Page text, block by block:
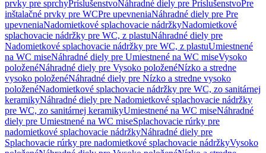
prvky pre sprchyPríslušenstvoNáhradné diely pre PríslušenstvoPre
inštalačné prvky pre WCPre upevneniaNáhradné diely pre Pre
upevneniaNadomietkové splachovacie nádržkyNadomietkové
splachovacie nádržky pre WC, z plastuNáhradné diely pre
Nadomietkové splachovacie nádržky pre WC, z plastuUmiestnené
na WC miseNáhradné diely pre Umiestnené na WC miseVysoko
položenéNáhradné diely pre Vysoko položenéNízko a stredne
vysoko položenéNáhradné diely pre Nízko a stredne vysoko
položenéNadomietkové splachovacie nádržky pre WC, zo sanitárnej
keramikyNáhradné diely pre Nadomietkové splachovacie nádržky
pre WC, zo sanitárnej keramikyUmiestnené na WC miseNáhradné
diely pre Umiestnené na WC miseSplachovacie rúrky pre
nadomietkové splachovacie nádržkyNáhradné diely pre
Splachovacie rúrky pre nadomietkové splachovacie nádržkyVysoko